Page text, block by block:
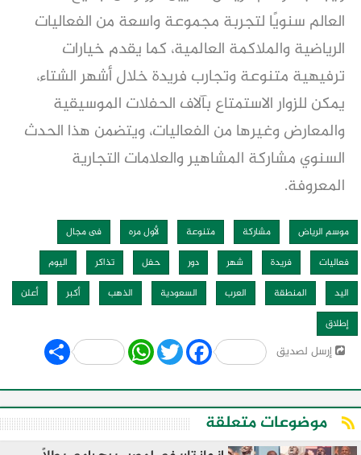
العالم سنويًا لتجربة مجموعة واسعة من الفعاليات
الرياضية والملاكمة العالمية، كما يقدم خيارات
ترفيهية متنوعة وتجارب فريدة خلال أشهر الشتاء،
يمكن للزوار الاستمتاع بآلاف الحفلات الموسيقية
والمعارض وغيرها من الفعاليات، ويتضمن هذا الحدث
السنوي مشاركة المشاهير والعلامات التجارية
المعروفة.
موسم الرياض مشاركة متنوعة لأول مره
فى مجال
فعاليات
فريدة شهر دور حفل تذاكر
اليوم
اليد
المنطقة العرب السعودية الذهب أكبر
أعلن
إطلاق
إرسل لصديق Share WhatsApp
Twitter Facebook
موضوعات متعلقة